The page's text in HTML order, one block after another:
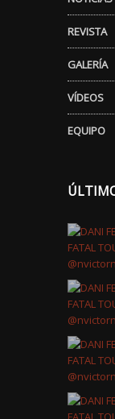
REVISTA
GALERÍA
VÍDEOS
EQUIPO